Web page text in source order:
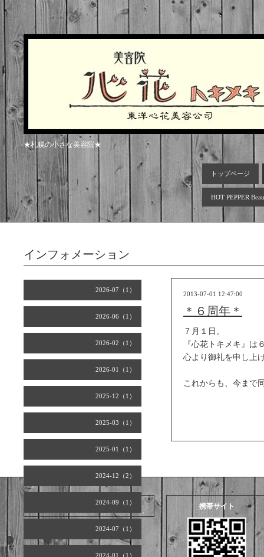
★札幌の小さな美容院★
トップページ
HOT PEPPER
2026-07（1）
2026-06（1）
2026-02（1）
2026-01（1）
2025-12（1）
2025-03（1）
2025-01（1）
2024-12（2）
2024-09（1）
2024-07（1）
2024-01（1）
インフォメーション
2013-07-01 12:47:00
＊６周年＊
７月１日。
『心花トキメキ』は
心より御礼を申し上
これからも、今まで
2026.08.09 Sunday 携帯サイト